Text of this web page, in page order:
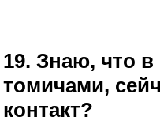
19. Знаю, что
томичами,
контакт?